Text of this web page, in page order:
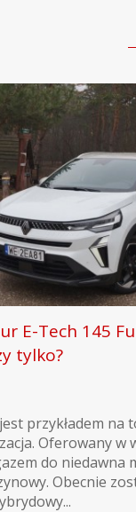
E-Tech 145
tylko?
przykładem na
Oferowany w
do niedawna
Obecnie